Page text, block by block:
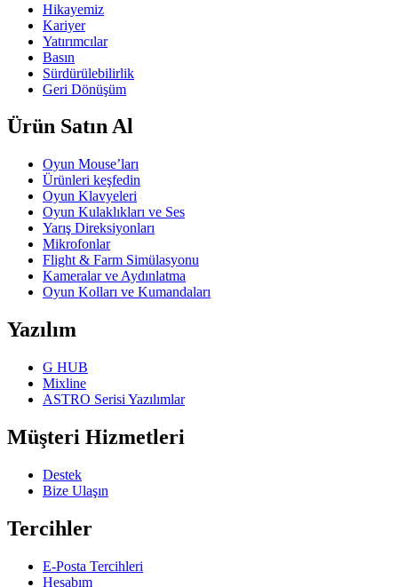
Hikayemiz
Kariyer
Yatırımcılar
Basın
Sürdürülebilirlik
Geri Dönüşüm
Ürün Satın Al
Oyun Mouse’ları
Ürünleri keşfedin
Oyun Klavyeleri
Oyun Kulaklıkları ve Ses
Yarış Direksiyonları
Mikrofonlar
Flight & Farm Simülasyonu
Kameralar ve Aydınlatma
Oyun Kolları ve Kumandaları
Yazılım
G HUB
Mixline
ASTRO Serisi Yazılımlar
Müşteri Hizmetleri
Destek
Bize Ulaşın
Tercihler
E-Posta Tercihleri
Hesabım